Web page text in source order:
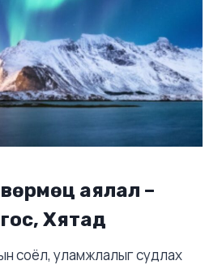
аялал –
Хятад
соёл, уламжлалыг судлах